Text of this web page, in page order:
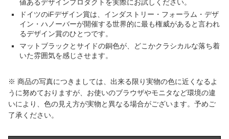
値あるデザインプロダクトを実際にお試しください。
ドイツのiFデザイン賞は、インダストリー・フォーラム・デザ
イン・ハノーバーが開催する世界的に最も権威があると言われ
るデザイン賞のひとつです。
マットブラックとサイドの銅色が、どこかクラシカルな落ち着
いた雰囲気を感じさせます。
※ 商品の写真につきましては、出来る限り実物の色に近くなるよ
うに努めておりますが、お使いのブラウザやモニタなど環境の違
いにより、色の見え方が実物と異なる場合がございます。予めご
了承ください。